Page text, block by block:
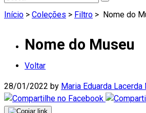
Início > Coleções > Filtro > Nome do
Nome do Museu
Voltar
28/01/2022 by Maria Eduarda Lacerda